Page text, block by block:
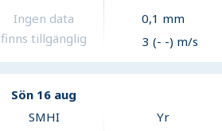
Ingen data
finns tillgänglig
0,1 mm
3 (- -) m/s
Sön 16 aug
SMHI Yr